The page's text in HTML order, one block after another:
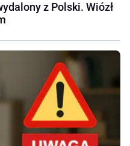
z Polski. Wiózł